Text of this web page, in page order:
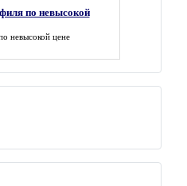
по невысокой
невысокой цене